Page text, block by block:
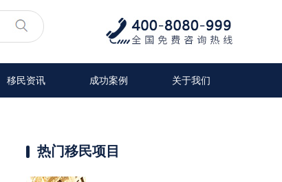
移民资讯 成功案例 关于我们
热门移民项目